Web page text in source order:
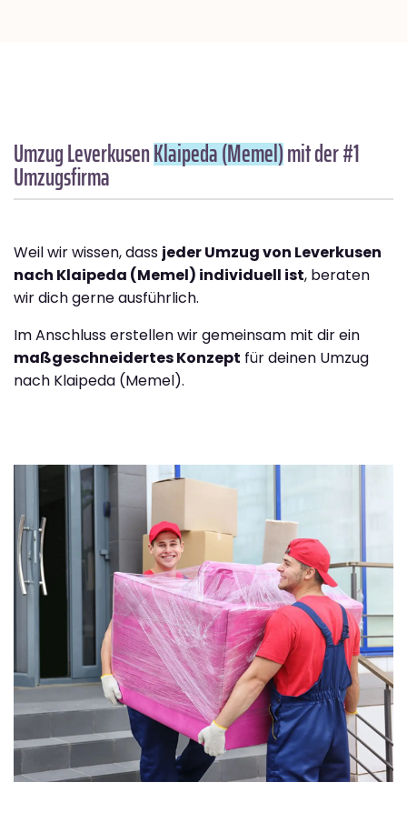
Umzug LeverkusenKlaipeda (Memel)mit der #1
Umzugsfirma
Weil wir wissen, dass jeder Umzug von Leverkusen
nach Klaipeda (Memel) individuell ist, beraten
wir dich gerne ausführlich.
Im Anschluss erstellen wir gemeinsam mit dir ein
maßgeschneidertes Konzept für deinen Umzug
nach Klaipeda (Memel).